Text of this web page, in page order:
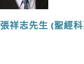
張祥志先生 (聖經